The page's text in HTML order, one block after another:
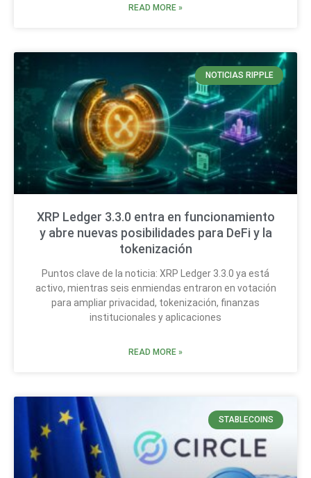
READ MORE »
NOTICIAS RIPPLE
XRP Ledger 3.3.0 entra en funcionamiento
y abre nuevas posibilidades para DeFi y la
tokenización
Puntos clave de la noticia: XRP Ledger 3.3.0 ya está
activo, mientras seis enmiendas entraron en votación
para ampliar privacidad, tokenización, finanzas
institucionales y aplicaciones
READ MORE »
STABLECOINS